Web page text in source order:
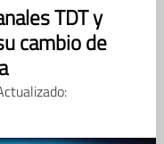
TDT y
cambio de